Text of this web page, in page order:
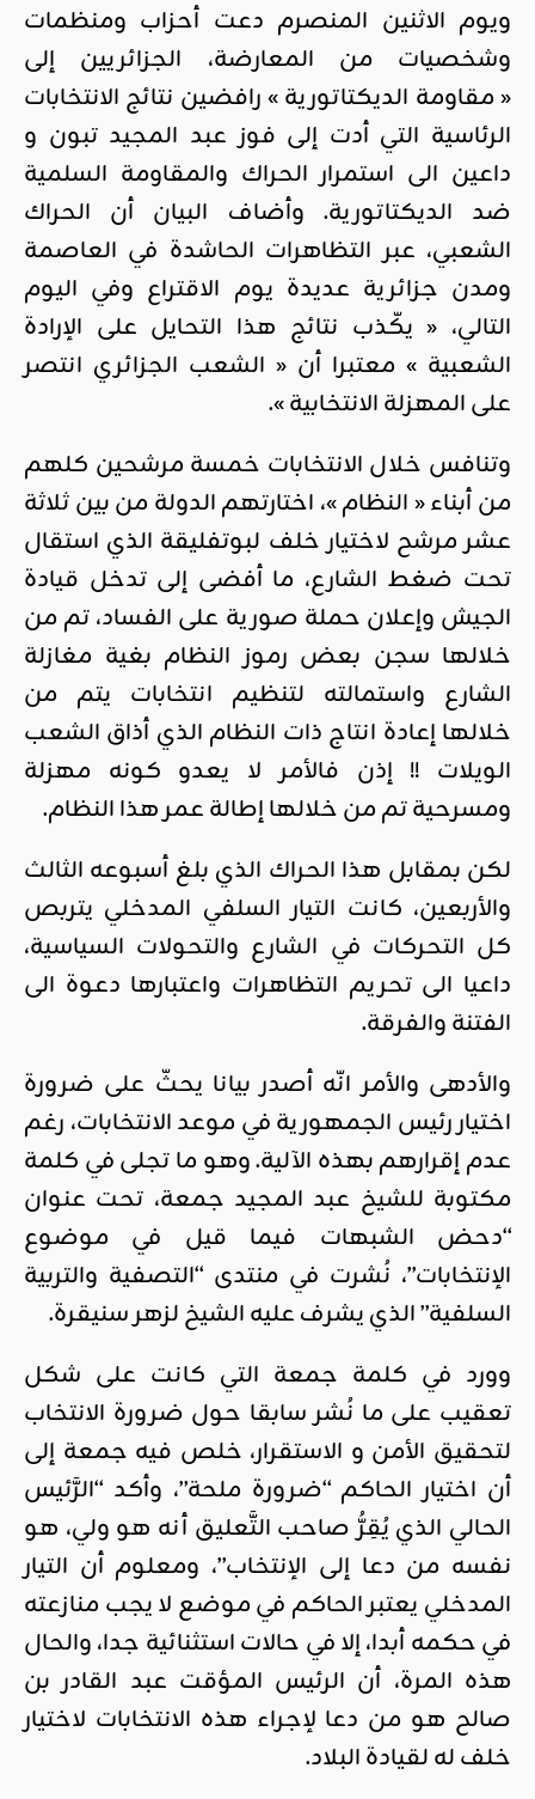
ويوم الاثنين المنصرم دعت أحزاب ومنظمات
وشخصيات من المعارضة، الجزائريين إلى
« مقاومة الديكتاتورية » رافضين نتائج الانتخابات
الرئاسية التي أدت إلى فوز عبد المجيد تبون و
داعين الى استمرار الحراك والمقاومة السلمية
ضد الديكتاتورية. وأضاف البيان أن الحراك
الشعبي، عبر التظاهرات الحاشدة في العاصمة
ومدن جزائرية عديدة يوم الاقتراع وفي اليوم
التالي، « يكّذب نتائج هذا التحايل على الإرادة
الشعبية » معتبرا أن « الشعب الجزائري انتصر
على المهزلة الانتخابية ».
وتنافس خلال الانتخابات خمسة مرشحين كلهم
من أبناء « النظام »، اختارتهم الدولة من بين ثلاثة
عشر مرشح لاختيار خلف لبوتفليقة الذي استقال
تحت ضغط الشارع، ما أفضى إلى تدخل قيادة
الجيش وإعلان حملة صورية على الفساد، تم من
خلالها سجن بعض رموز النظام بغية مغازلة
الشارع واستمالته لتنظيم انتخابات يتم من
خلالها إعادة انتاج ذات النظام الذي أذاق الشعب
الويلات !! إذن فالأمر لا يعدو كونه مهزلة
ومسرحية تم من خلالها إطالة عمر هذا النظام.
لكن بمقابل هذا الحراك الذي بلغ أسبوعه الثالث
والأربعين، كانت التيار السلفي المدخلي يتربص
كل التحركات في الشارع والتحولات السياسية،
داعيا الى تحريم التظاهرات واعتبارها دعوة الى
الفتنة والفرقة.
والأدهى والأمر انّه أصدر بيانا يحثّ على ضرورة
اختيار رئيس الجمهورية في موعد الانتخابات، رغم
عدم إقرارهم بهذه الآلية. وهو ما تجلى في كلمة
مكتوبة للشيخ عبد المجيد جمعة، تحت عنوان
“دحض الشبهات فيما قيل في موضوع
الإنتخابات”، نُشرت في منتدى “التصفية والتربية
السلفية” الذي يشرف عليه الشيخ لزهر سنيقرة.
وورد في كلمة جمعة التي كانت على شكل
تعقيب على ما نُشر سابقا حول ضرورة الانتخاب
لتحقيق الأمن و الاستقرار، خلص فيه جمعة إلى
أن اختيار الحاكم “ضرورة ملحة”، وأكد “الرَّئيس
الحالي الذي يُقِرُّ صاحب التَّعليق أنه هو ولي، هو
نفسه من دعا إلى الإنتخاب”، ومعلوم أن التيار
المدخلي يعتبر الحاكم في موضع لا يجب منازعته
في حكمه أبدا، إلا في حالات استثنائية جدا، والحال
هذه المرة، أن الرئيس المؤقت عبد القادر بن
صالح هو من دعا لإجراء هذه الانتخابات لاختيار
خلف له لقيادة البلاد.